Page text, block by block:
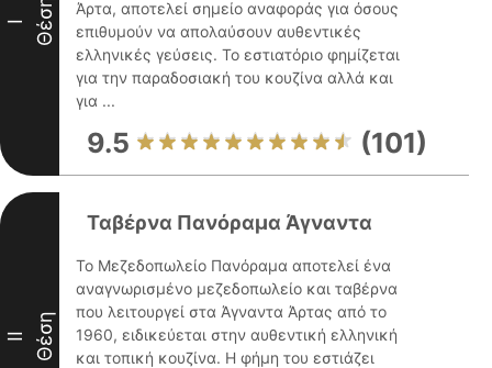
I Θέση
Άρτα, αποτελεί σημείο αναφοράς για όσους
επιθυμούν να απολαύσουν αυθεντικές
ελληνικές γεύσεις. Το εστιατόριο φημίζεται
για την παραδοσιακή του κουζίνα αλλά και
για ...
9.5 (101)
II Θέση
Ταβέρνα Πανόραμα Άγναντα
Το Μεζεδοπωλείο Πανόραμα αποτελεί ένα
αναγνωρισμένο μεζεδοπωλείο και ταβέρνα
που λειτουργεί στα Άγναντα Άρτας από το
1960, ειδικεύεται στην αυθεντική ελληνική
και τοπική κουζίνα. Η φήμη του εστιάζει